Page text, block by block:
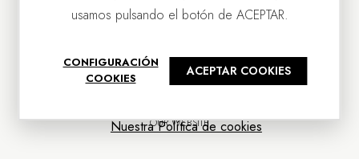
OUR COMPANY
CUSTOMER SERVICE
OUR WEBSITE
usamos pulsando el botón de ACEPTAR.
CONFIGURACIÓN
COOKIES
ACEPTAR COOKIES
Nuestra Política de cookies